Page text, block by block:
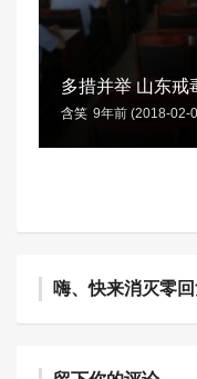
多措并举 山东戒
含笑 9年前 (2018-02-
嗨、快来消灭零回